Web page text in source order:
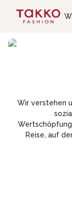
Wir verstehen
Reise, auf